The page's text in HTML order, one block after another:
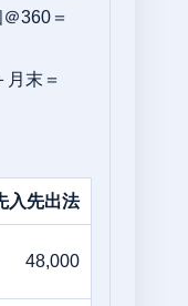
360＝
月末＝
入先出法
48,000